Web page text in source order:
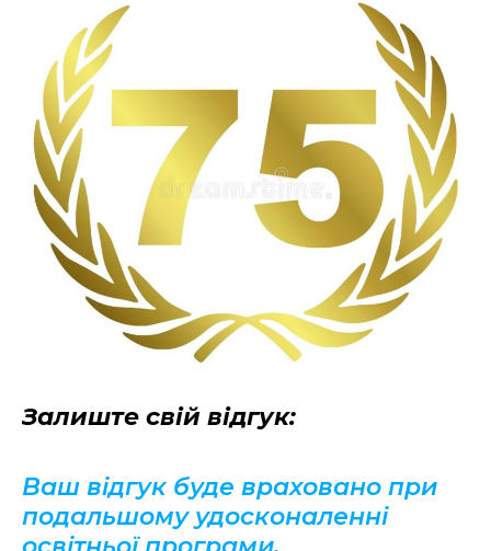
Залиште свій відгук:
Ваш відгук буде враховано при
подальшому удосконаленні